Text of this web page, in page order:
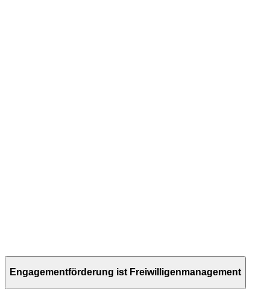
Engagementförderung ist Freiwilligenmanagement